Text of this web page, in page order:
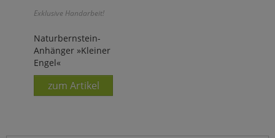
Exklusive Handarbeit!
Naturbernstein-
Anhänger »Kleiner
Engel«
zum Artikel